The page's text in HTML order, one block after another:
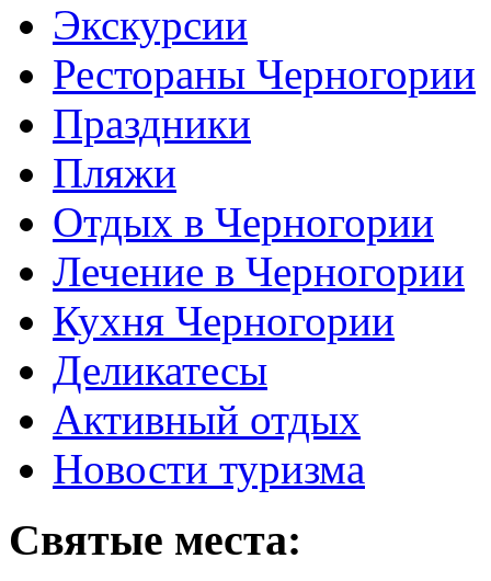
Экскурсии
Рестораны Черногории
Праздники
Пляжи
Отдых в Черногории
Лечение в Черногории
Кухня Черногории
Деликатесы
Активный отдых
Новости туризма
Святые места: